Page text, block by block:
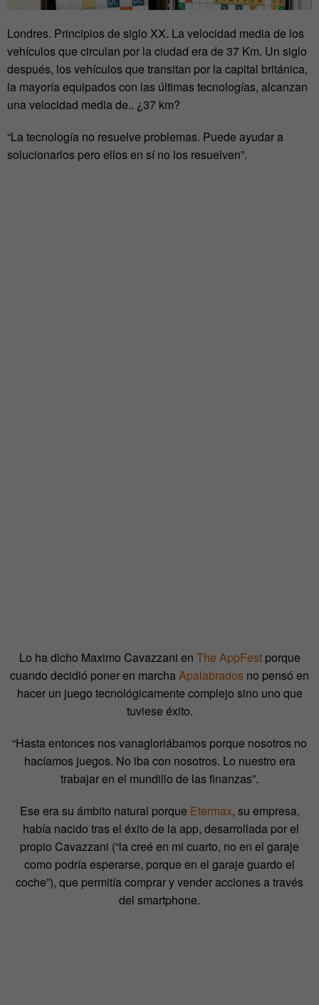
Londres. Principios de siglo XX. La velocidad media de los
vehículos que circulan por la ciudad era de 37 Km. Un siglo
después, los vehículos que transitan por la capital británica,
la mayoría equipados con las últimas tecnologías, alcanzan
una velocidad media de.. ¿37 km?
“La tecnología no resuelve problemas. Puede ayudar a
solucionarlos pero ellos en sí no los resuelven”.
Lo ha dicho Maximo Cavazzani en The AppFest porque
cuando decidió poner en marchaApalabrados no pensó en
hacer un juego tecnológicamente complejo sino uno que
tuviese éxito.
“Hasta entonces nos vanagloriábamos porque nosotros no
hacíamos juegos. No iba con nosotros. Lo nuestro era
trabajar en el mundillo de las finanzas”.
Ese era su ámbito natural porque Etermax, su empresa,
había nacido tras el éxito de la app, desarrollada por el
propio Cavazzani (“la creé en mi cuarto, no en el garaje
como podría esperarse, porque en el garaje guardo el
coche”), que permitía comprar y vender acciones a través
del smartphone.